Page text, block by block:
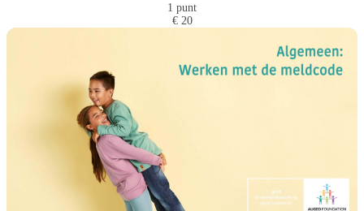
1 punt
€ 20